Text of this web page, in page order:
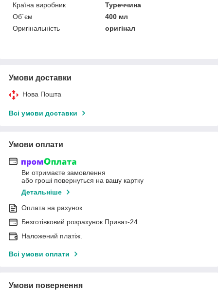
Країна виробник
Туреччина
Об`єм
400 мл
Оригінальність
оригінал
Умови доставки
Нова Пошта
Всі умови доставки
Умови оплати
Ви отримаєте замовлення
або гроші повернуться на вашу картку
Детальніше
Оплата на рахунок
Безготівковий розрахунок Приват-24
Наложений платіж.
Всі умови оплати
Умови повернення